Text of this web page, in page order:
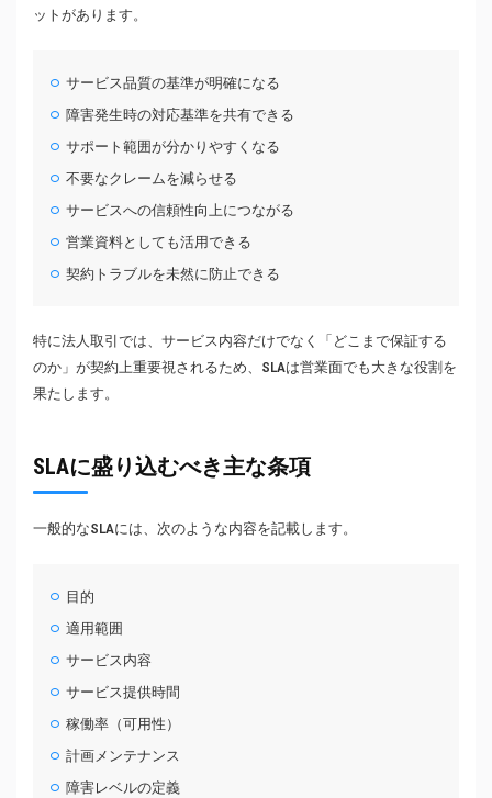
ットがあります。
サービス品質の基準が明確になる
障害発生時の対応基準を共有できる
サポート範囲が分かりやすくなる
不要なクレームを減らせる
サービスへの信頼性向上につながる
営業資料としても活用できる
契約トラブルを未然に防止できる
特に法人取引では、サービス内容だけでなく「どこまで保証する
のか」が契約上重要視されるため、SLAは営業面でも大きな役割を
果たします。
SLAに盛り込むべき主な条項
一般的なSLAには、次のような内容を記載します。
目的
適用範囲
サービス内容
サービス提供時間
稼働率（可用性）
計画メンテナンス
障害レベルの定義